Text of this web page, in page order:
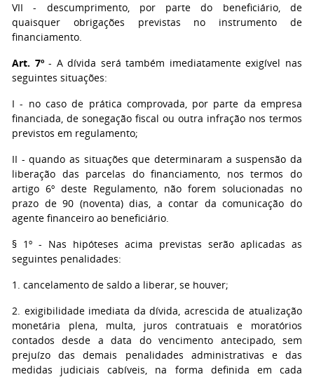
VII - descumprimento, por parte do beneficiário, de
quaisquer obrigações previstas no instrumento de
financiamento.
Art. 7º- A dívida será também imediatamente exigível nas
seguintes situações:
I - no caso de prática comprovada, por parte da empresa
financiada, de sonegação fiscal ou outra infração nos termos
previstos em regulamento;
II - quando as situações que determinaram a suspensão da
liberação das parcelas do financiamento, nos termos do
artigo 6º deste Regulamento, não forem solucionadas no
prazo de 90 (noventa) dias, a contar da comunicação do
agente financeiro ao beneficiário.
§ 1º - Nas hipóteses acima previstas serão aplicadas as
seguintes penalidades:
1. cancelamento de saldo a liberar, se houver;
2. exigibilidade imediata da dívida, acrescida de atualização
monetária plena, multa, juros contratuais e moratórios
contados desde a data do vencimento antecipado, sem
prejuízo das demais penalidades administrativas e das
medidas judiciais cabíveis, na forma definida em cada